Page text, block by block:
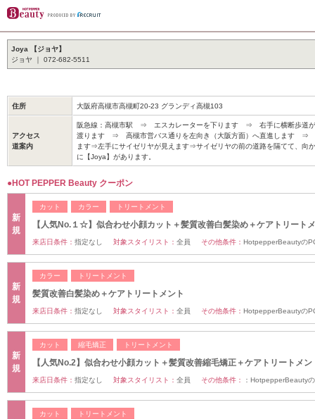
Joya 【ジョヤ】
ジョヤ ｜ 072-682-5511
住所 大阪府高槻市高槻町20-23 グランディ高槻103
アクセス
道案内
阪急線：高槻市駅 ⇒ エスカレーターを下ります ⇒ 右手に横断歩道が
渡ります ⇒ 高槻市営バス通りを左向き（大阪方面）へ直進します ⇒
ます⇒左手にサイゼリヤが見えます⇒サイゼリヤの前の道路を隔てて、向
に【Joya】があります。
●HOT PEPPER Beauty クーポン
新
規
カット カラー トリートメント
【人気No.１☆】似合わせ小顔カット＋髪質改善白髪染め＋ケアトリート
来店日条件： 指定なし 対象スタイリスト： 全員 その他条件： HotpepperBeautyの
新
規
カラー トリートメント
髪質改善白髪染め＋ケアトリートメント
来店日条件： 指定なし 対象スタイリスト： 全員 その他条件： HotpepperBeautyの
新
規
カット 縮毛矯正 トリートメント
【人気No.2】似合わせ小顔カット＋髪質改善縮毛矯正＋ケアトリートメ
来店日条件： 指定なし 対象スタイリスト： 全員 その他条件： ：HotpepperBeauty
カット トリートメント